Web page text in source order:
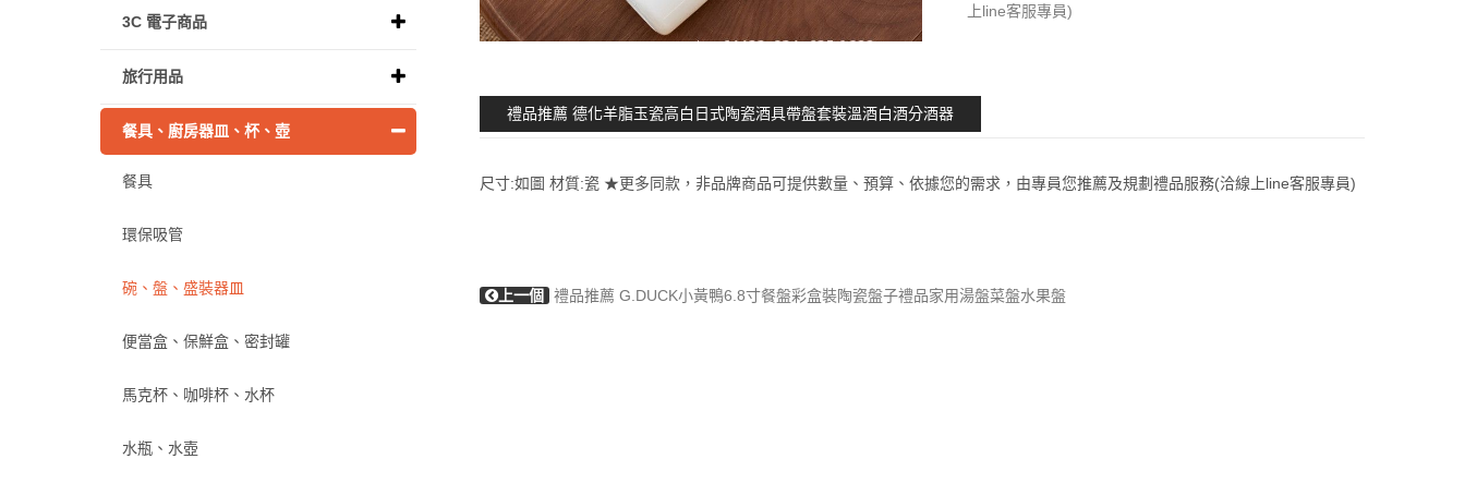
上line客服專員)
禮品推薦 德化羊脂玉瓷高白日式陶瓷酒具帶盤套裝溫酒白酒分酒器
尺寸:如圖 材質:瓷 ★更多同款，非品牌商品可提供數量、預算、依據您的需求，由專員您推薦及規劃禮品服務(洽線上line客服專員)
上一個 禮品推薦 G.DUCK小黃鴨6.8寸餐盤彩盒裝陶瓷盤子禮品家用湯盤菜盤水果盤
3C 電子商品
旅行用品
餐具、廚房器皿、杯、壺
餐具
環保吸管
碗、盤、盛裝器皿
便當盒、保鮮盒、密封罐
馬克杯、咖啡杯、水杯
水瓶、水壺